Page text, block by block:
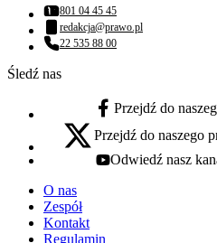
Numer telefonu:
801 04 45 45
Adres email:
redakcja@prawo.pl
Numer telefonu:
22 535 88 00
Śledź nas
facebook - otwiera się w
Przejdź do
x - otwiera się w nowej karcie
Przejdź do naszego
youtube - otwiera się w
Odwiedź nasz
O nas
Zespół
Kontakt
Regulamin